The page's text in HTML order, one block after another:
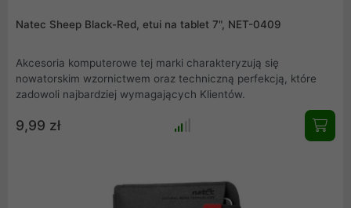
Natec Sheep Black-Red, etui na tablet 7", NET-0409
Akcesoria komputerowe tej marki charakteryzują się
nowatorskim wzornictwem oraz techniczną perfekcją, które
zadowoli najbardziej wymagających Klientów.
9,99 zł